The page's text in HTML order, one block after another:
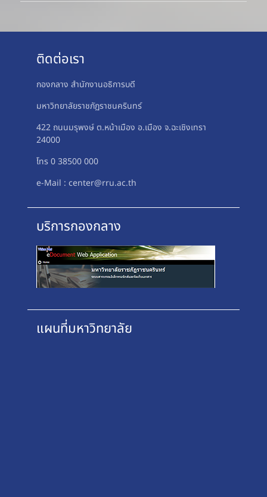
ติดต่อเรา
กองกลาง สำนักงานอธิการบดี
มหาวิทยาลัยราชภัฏราชนครินทร์
422 ถนนมรุพงษ์ ต.หน้าเมือง อ.เมือง จ.ฉะเชิงเทรา
24000
โทร 0 38500 000
e-Mail : center@rru.ac.th
บริการกองกลาง
แผนที่มหาวิทยาลัย